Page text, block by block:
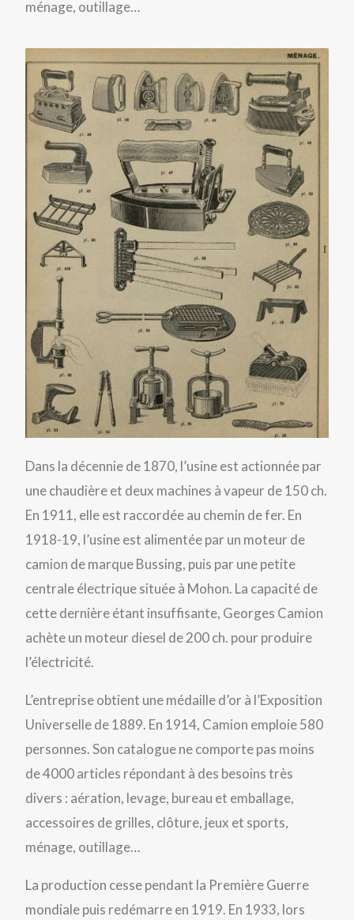
ménage, outillage…
Dans la décennie de 1870, l’usine est actionnée par
une chaudière et deux machines à vapeur de 150 ch.
En 1911, elle est raccordée au chemin de fer. En
1918-19, l’usine est alimentée par un moteur de
camion de marque Bussing, puis par une petite
centrale électrique située à Mohon. La capacité de
cette dernière étant insuffisante, Georges Camion
achète un moteur diesel de 200 ch. pour produire
l’électricité.
L’entreprise obtient une médaille d’or à l’Exposition
Universelle de 1889. En 1914, Camion emploie 580
personnes. Son catalogue ne comporte pas moins
de 4000 articles répondant à des besoins très
divers : aération, levage, bureau et emballage,
accessoires de grilles, clôture, jeux et sports,
ménage, outillage…
La production cesse pendant la Première Guerre
mondiale puis redémarre en 1919. En 1933, lors